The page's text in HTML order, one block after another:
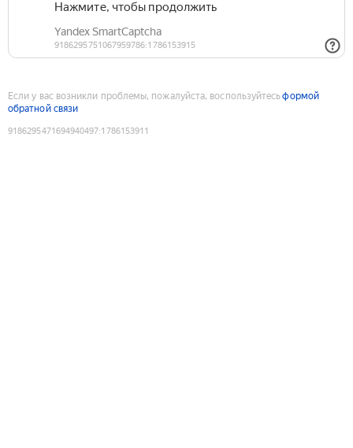
Если у вас возникли проблемы, пожалуйста, воспользуйтесьформой
обратной связи
9186295471694940497:1786153911